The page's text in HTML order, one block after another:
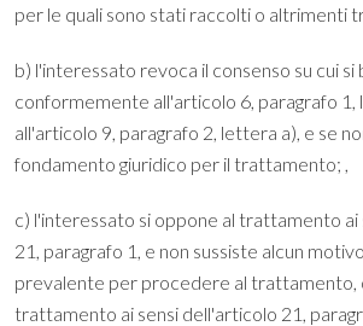
per le quali sono stati raccolti o altrimenti
b) l'interessato revoca il consenso su cui
conformemente all'articolo 6, paragrafo 1,
all'articolo 9, paragrafo 2, lettera a), e se
fondamento giuridico per il trattamento; ,
c) l'interessato si oppone al trattamento ai
21, paragrafo 1, e non sussiste alcun
prevalente per procedere al trattamento,
trattamento ai sensi dell'articolo 21,